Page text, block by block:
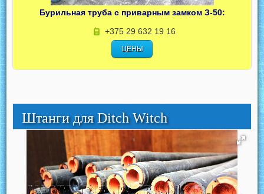
Бурильная труба с приварным замком З-50:
+375 29 632 19 16
ЦЕНЫ
Штанги для Ditch Witch